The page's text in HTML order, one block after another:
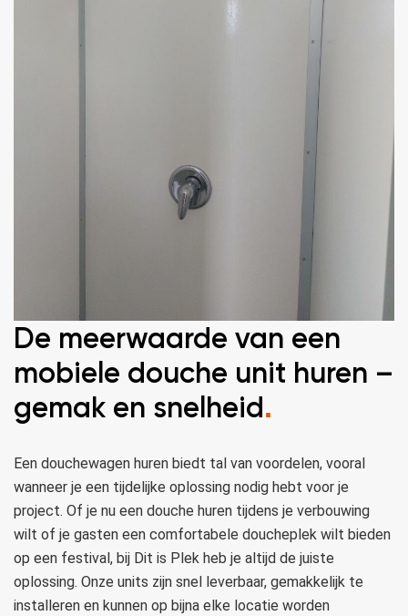
De meerwaarde van een
mobiele douche unit huren –
gemak en snelheid.
Een douchewagen huren biedt tal van voordelen, vooral
wanneer je een tijdelijke oplossing nodig hebt voor je
project. Of je nu een douche huren tijdens je verbouwing
wilt of je gasten een comfortabele doucheplek wilt bieden
op een festival, bij Dit is Plek heb je altijd de juiste
oplossing. Onze units zijn snel leverbaar, gemakkelijk te
installeren en kunnen op bijna elke locatie worden